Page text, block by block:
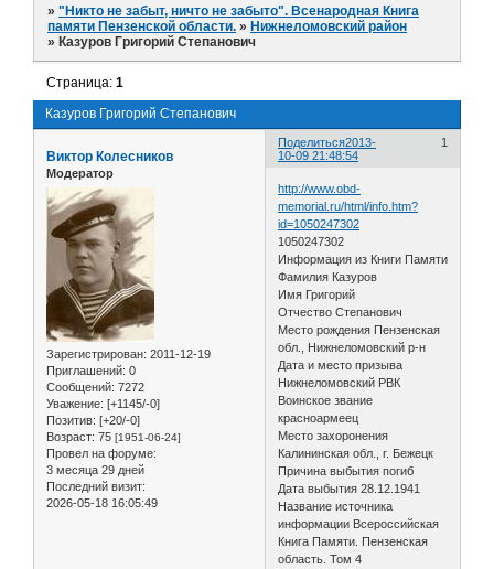
»"Никто не забыт, ничто не забыто". Всенародная Книга
памяти Пензенской области. » Нижнеломовский район
» Казуров Григорий Степанович
Казуров Григорий Степанович
Страница:1
Поделиться 1
2013-
10-09 21:48:54
Виктор Колесников
Модератор
Зарегистрирован: 2011-12-19
Приглашений: 0
Сообщений: 7272
Уважение: [+1145/-0]
Позитив: [+20/-0]
Возраст: 75 [1951-06-24]
Провел на форуме:
3 месяца 29 дней
Последний визит:
2026-05-18 16:05:49
http://www.obd-
memorial.ru/html/info.htm?
id=1050247302
1050247302
Информация из Книги Памяти
Фамилия Казуров
Имя Григорий
Отчество Степанович
Место рождения Пензенская
обл., Нижнеломовский р-н
Дата и место призыва
Нижнеломовский РВК
Воинское звание
красноармеец
Место захоронения
Калининская обл., г. Бежецк
Причина выбытия погиб
Дата выбытия 28.12.1941
Название источника
информации Всероссийская
Книга Памяти. Пензенская
область. Том 4